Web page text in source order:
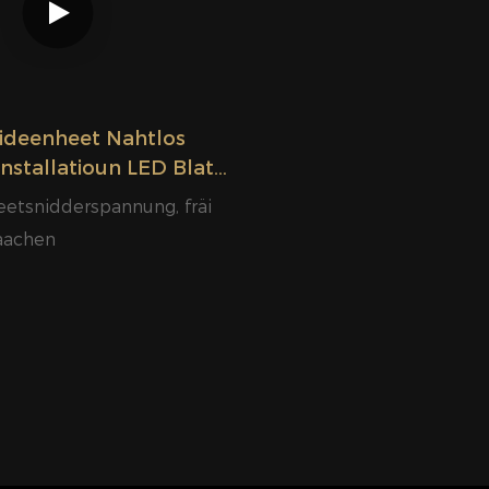
Nahtlos
LED Blat
Fabréck Glamour fräi